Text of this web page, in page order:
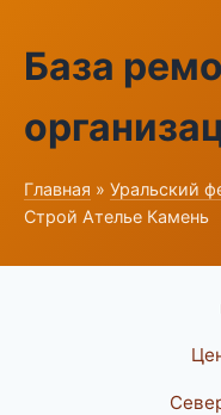
База
Главная » Уральский
Строй Ателье Камень